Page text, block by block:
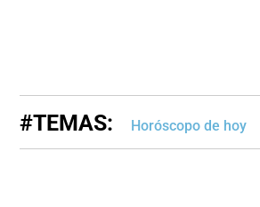
#TEMAS: Horóscopo de hoy